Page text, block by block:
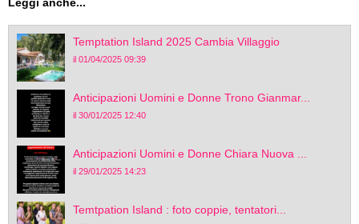
Temptation Island 2025 Cambia Villaggio
il 01/04/2025 09:39
Anticipazioni Uomini e Donne Trono Gianmar...
il 30/01/2025 12:40
Anticipazioni Uomini e Donne Chiara Nuova ...
il 29/01/2025 14:23
Temtpation Island : foto coppie, tentatori...